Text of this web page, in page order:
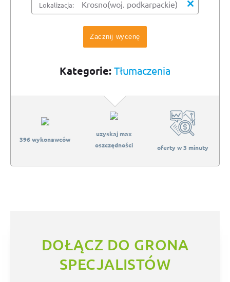
Lokalizacja:
Zacznij wycenę
Kategorie: Tłumaczenia
396 wykonawców
uzyskaj max
oszczędności
oferty w 3 minuty
DOŁĄCZ DO GRONA
SPECJALISTÓW